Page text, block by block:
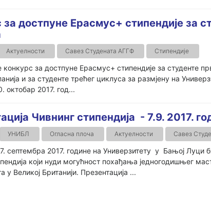
достпуне Ерасмус+ стипендије за
Актуелности Савез Студената АГГФ Стипендије
конкурс за достпуне Ерасмус+ стипендије за студенте
и за студенте трећег циклуса за размјену на
октобар 2017. год...
Чивнинг стипендија - 7.9. 2017.
УНИБЛ Огласна плоча Актуелности Савез
септембра 2017. године на Универзитету у Бањој Луци
који нуди могућност похађања једногодишњег
у Великој Британији. Презентација ...